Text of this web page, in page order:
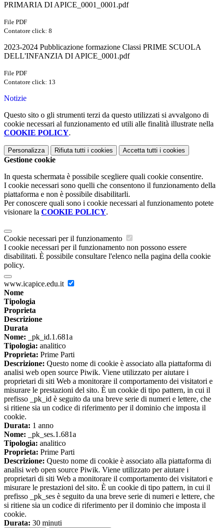
PRIMARIA DI APICE_0001_0001.pdf
File PDF
Contatore click: 8
2023-2024 Pubblicazione formazione Classi PRIME SCUOLA
DELL'INFANZIA DI APICE_0001.pdf
File PDF
Contatore click: 13
Notizie
Questo sito o gli strumenti terzi da questo utilizzati si avvalgono di
cookie necessari al funzionamento ed utili alle finalità illustrate nella
COOKIE POLICY.
Personalizza Rifiuta tutti i cookies Accetta tutti i cookies
Gestione cookie
In questa schermata è possibile scegliere quali cookie consentire.
I cookie necessari sono quelli che consentono il funzionamento della
piattaforma e non è possibile disabilitarli.
Per conoscere quali sono i cookie necessari al funzionamento potete
visionare la COOKIE POLICY.
Cookie necessari per il funzionamento
I cookie necessari per il funzionamento non possono essere
disabilitati. È possibile consultare l'elenco nella pagina della cookie
policy.
www.icapice.edu.it
Nome
Tipologia
Proprieta
Descrizione
Durata
Nome: _pk_id.1.681a
Tipologia: analitico
Proprieta: Prime Parti
Descrizione: Questo nome di cookie è associato alla piattaforma di
analisi web open source Piwik. Viene utilizzato per aiutare i
proprietari di siti Web a monitorare il comportamento dei visitatori e
misurare le prestazioni del sito. È un cookie di tipo pattern, in cui il
prefisso _pk_id è seguito da una breve serie di numeri e lettere, che
si ritiene sia un codice di riferimento per il dominio che imposta il
cookie.
Durata: 1 anno
Nome: _pk_ses.1.681a
Tipologia: analitico
Proprieta: Prime Parti
Descrizione: Questo nome di cookie è associato alla piattaforma di
analisi web open source Piwik. Viene utilizzato per aiutare i
proprietari di siti Web a monitorare il comportamento dei visitatori e
misurare le prestazioni del sito. È un cookie di tipo pattern, in cui il
prefisso _pk_ses è seguito da una breve serie di numeri e lettere, che
si ritiene sia un codice di riferimento per il dominio che imposta il
cookie.
Durata: 30 minuti